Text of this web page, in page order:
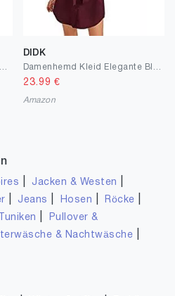
DIDK
23.99 €
Amazon
Jacken & Westen
Jeans Hosen Röcke
Pullover &
& Nachtwäsche